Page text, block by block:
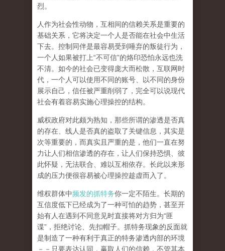
烈。
人作为社会性动物，互相间的信赖关系是重要的
基础关系，它将决定一个人是否能在社会中生活
下去。控制同伴是最容易受到唾弃的叛徒行为，
一个人如果被打上“不可信”的烙印恐怕永远也洗
不清。如今的社会已变得庞大而松散，互联网时
代，一个人可以使用不同的账号、以不同的身份
展示自己，信任被严重削弱了，完全可以说现代
社会有着容易实施心理操控的结构。
威权政府对此颇为熟知，那些所谓的渗透是否真
的存在、线人是否真的盗取了关键信息，其实是
次等重要的，而真实且严重的是，他们一直在努
力让人们相信渗透的存在，让人们保持恐惧、彼
此怀疑，无法联合、难以互相依存。长此以来形
成的压力便很容易被心理操控趁虚而入了。
维权群体中频发的抓特务你一定不陌生。长期的
互信度低下已经成为了一种可怕的趋势，甚至开
始有人在遇到不同意见时直接将对方归为“匪
谍”，拒绝讨论、先扣帽子。抓特务现象的反面就
是制造了一种有利于真正的特务渗透内部的环境
－－只要表达认同，赢取人们的信赖，不管其本